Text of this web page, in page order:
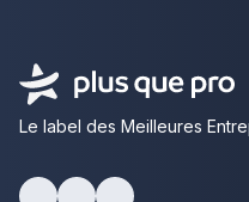
Le label des Meilleures